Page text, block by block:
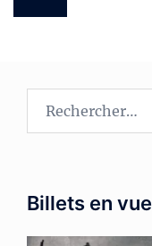
Billets en vue